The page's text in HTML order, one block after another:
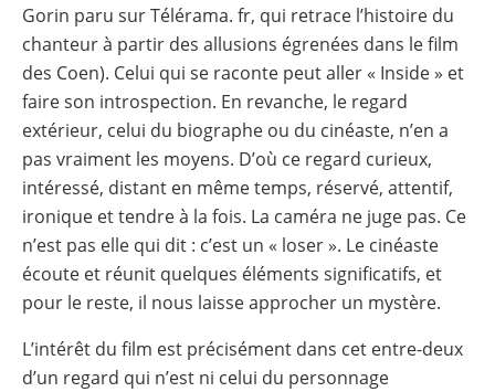
Gorin paru sur Télérama. fr, qui retrace l’histoire du
chanteur à partir des allusions égrenées dans le film
des Coen). Celui qui se raconte peut aller « Inside » et
faire son introspection. En revanche, le regard
extérieur, celui du biographe ou du cinéaste, n’en a
pas vraiment les moyens. D’où ce regard curieux,
intéressé, distant en même temps, réservé, attentif,
ironique et tendre à la fois. La caméra ne juge pas. Ce
n’est pas elle qui dit : c’est un « loser ». Le cinéaste
écoute et réunit quelques éléments significatifs, et
pour le reste, il nous laisse approcher un mystère.
L’intérêt du film est précisément dans cet entre-deux
d’un regard qui n’est ni celui du personnage